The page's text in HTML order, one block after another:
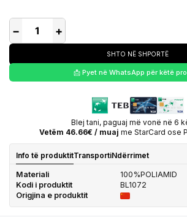
− +
SHTO NË SHPORTË
📩 Pyet në WhatsApp për këtë
Blej tani, paguaj më vonë në 6
Vetëm 46.66€ / muaj me StarCard ose
Info të produktitTransportiNdërrimet
Materiali
100%POLIAMID
Kodi i produktit
BL1072
Origjina e produktit